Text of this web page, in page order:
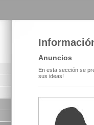
Anuncios
En esta sección se
sus ideas!